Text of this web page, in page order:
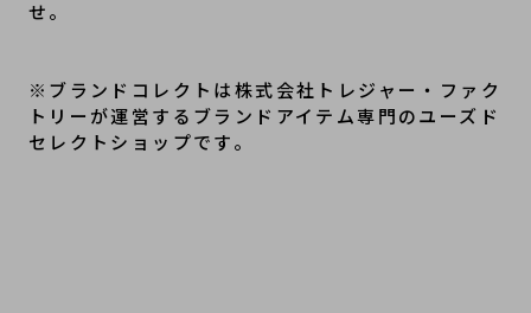
せ。
※ブランドコレクトは株式会社トレジャー・ファク
トリーが運営するブランドアイテム専門のユーズド
セレクトショップです。